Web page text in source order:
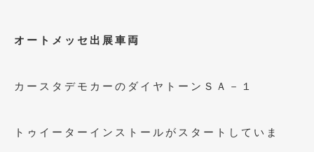
オートメッセ出展車両
カースタデモカーのダイヤトーンＳＡ－１
トゥイーターインストールがスタートしていま